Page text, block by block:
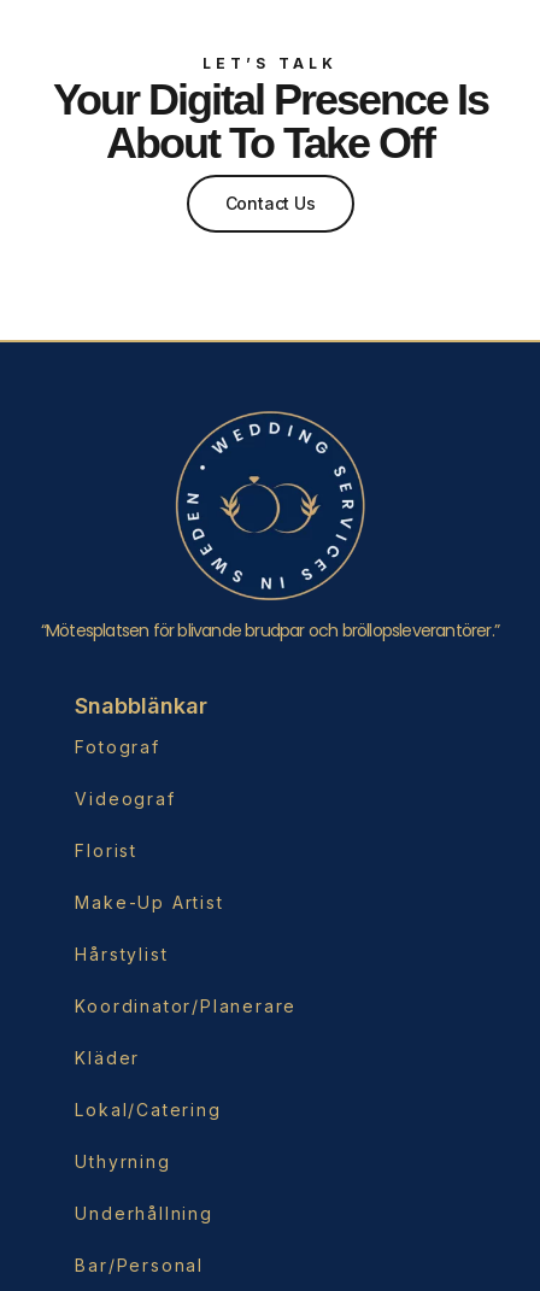
LET’S TALK
Your Digital Presence Is
About To Take Off
Contact Us
“Mötesplatsen för blivande brudpar och bröllopsleverantörer.”
Snabblänkar
Fotograf
Videograf
Florist
Make-Up Artist
Hårstylist
Koordinator/Planerare
Kläder
Lokal/Catering
Uthyrning
Underhållning
Bar/Personal